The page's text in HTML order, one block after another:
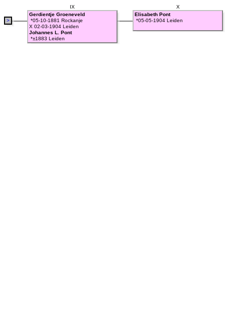
>
Elisabeth Pont
*05-05-1904 Leiden
Gerdientje Groeneveld
*05-10-1881 Rockanje
X 02-03-1904 Leiden
Johannes L. Pont
*±1883 Leiden
IX X